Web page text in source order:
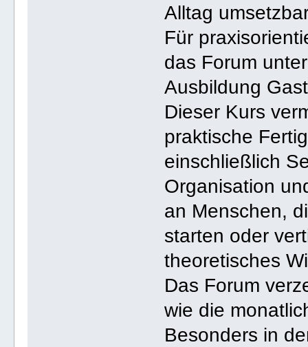
Alltag
Für
das Forum
Ausbildung
Dieser Kurs
praktische
einschließlich
Organisation
an Menschen,
starten oder
theoretisches
Das Forum
wie die
Besonders in